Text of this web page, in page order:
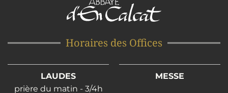
Horaires des Offices
LAUDES
prière du matin - 3/4h
MESSE